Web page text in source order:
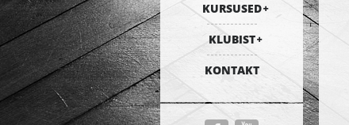
KURSUSED
KLUBIST
KONTAKT